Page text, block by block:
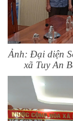
Ảnh: Đại diện
xã Tuy An